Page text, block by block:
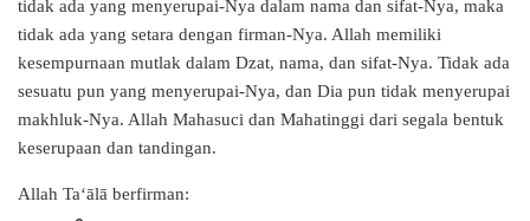
tidak ada yang menyerupai-Nya dalam nama dan sifat-Nya, maka
tidak ada yang setara dengan firman-Nya. Allah memiliki
kesempurnaan mutlak dalam Dzat, nama, dan sifat-Nya. Tidak ada
sesuatu pun yang menyerupai-Nya, dan Dia pun tidak menyerupai
makhluk-Nya. Allah Mahasuci dan Mahatinggi dari segala bentuk
keserupaan dan tandingan.
Allah Ta‘ālā berfirman: